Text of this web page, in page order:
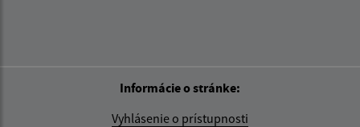
Informácie o stránke:
Vyhlásenie o prístupnosti